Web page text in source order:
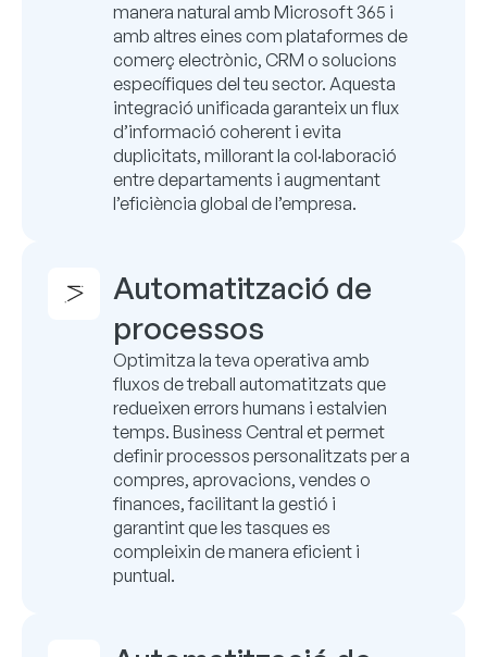
manera natural amb Microsoft 365 i
amb altres eines com plataformes de
comerç electrònic, CRM o solucions
específiques del teu sector. Aquesta
integració unificada garanteix un flux
d’informació coherent i evita
duplicitats, millorant la col·laboració
entre departaments i augmentant
l’eficiència global de l’empresa.
Automatització de
processos
Optimitza la teva operativa amb
fluxos de treball automatitzats que
redueixen errors humans i estalvien
temps. Business Central et permet
definir processos personalitzats per a
compres, aprovacions, vendes o
finances, facilitant la gestió i
garantint que les tasques es
compleixin de manera eficient i
puntual.